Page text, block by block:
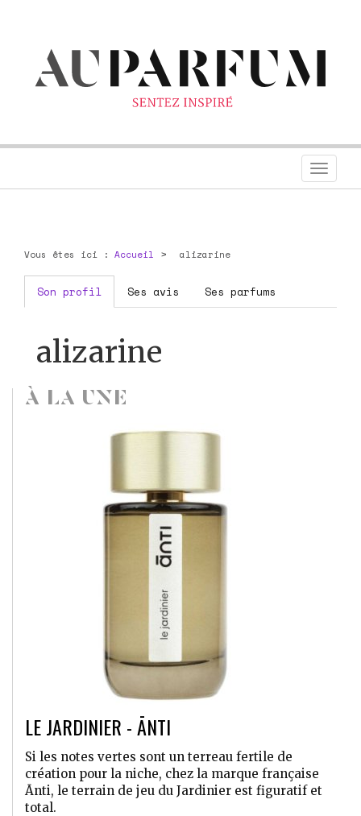
Vous êtes ici : Accueil alizarine
Son profil Ses avis Ses parfums
alizarine
À LA UNE
LE JARDINIER - ĀNTI
Si les notes vertes sont un terreau fertile de
création pour la niche, chez la marque française
Ānti, le terrain de jeu du Jardinier est figuratif et
total.